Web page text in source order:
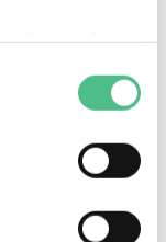
och
sedan tidigare.
nedan och du
får använda
och nästa
arbetsliv som
och
en ny typ av